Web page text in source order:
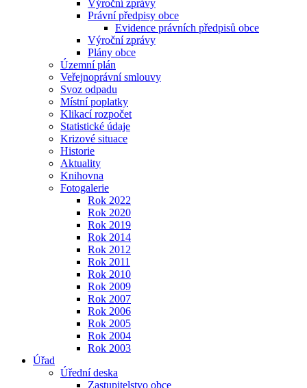
Výroční zprávy
Právní předpisy obce
Evidence právních předpisů obce
Výroční zprávy
Plány obce
Územní plán
Veřejnoprávní smlouvy
Svoz odpadu
Místní poplatky
Klikací rozpočet
Statistické údaje
Krizové situace
Historie
Aktuality
Knihovna
Fotogalerie
Rok 2022
Rok 2020
Rok 2019
Rok 2014
Rok 2012
Rok 2011
Rok 2010
Rok 2009
Rok 2007
Rok 2006
Rok 2005
Rok 2004
Rok 2003
Úřad
Úřední deska
Zastupitelstvo obce